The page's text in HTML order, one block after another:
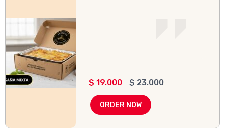
$ 19.000 $23.000
ORDER NOW